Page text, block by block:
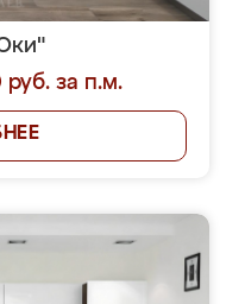
за п.м.